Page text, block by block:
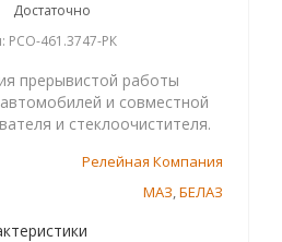
Достаточно
РСО-461.3747-РК
прерывистой работы
и совместной
и стеклоочистителя.
Релейная Компания
МАЗ,БЕЛАЗ